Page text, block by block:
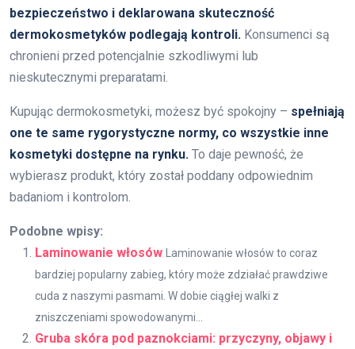
bezpieczeństwo i deklarowana skuteczność
dermokosmetyków podlegają kontroli. Konsumenci są
chronieni przed potencjalnie szkodliwymi lub
nieskutecznymi preparatami.
Kupując dermokosmetyki, możesz być spokojny – spełniają
one te same rygorystyczne normy, co wszystkie inne
kosmetyki dostępne na rynku. To daje pewność, że
wybierasz produkt, który został poddany odpowiednim
badaniom i kontrolom.
Podobne wpisy:
Laminowanie włosów
Laminowanie włosów to coraz
bardziej popularny zabieg, który może zdziałać prawdziwe
cuda z naszymi pasmami. W dobie ciągłej walki z
zniszczeniami spowodowanymi...
Gruba skóra pod paznokciami: przyczyny, objawy i